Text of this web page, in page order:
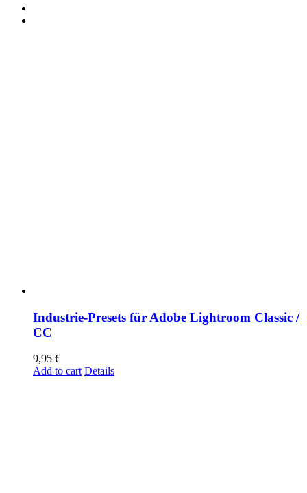
Industrie-Presets für Adobe Lightroom Classic /
CC
9,95 €
Add to cart Details